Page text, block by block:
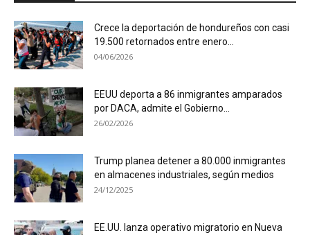
Crece la deportación de hondureños con casi
19.500 retornados entre enero...
04/06/2026
EEUU deporta a 86 inmigrantes amparados
por DACA, admite el Gobierno...
26/02/2026
Trump planea detener a 80.000 inmigrantes
en almacenes industriales, según medios
24/12/2025
EE.UU. lanza operativo migratorio en Nueva